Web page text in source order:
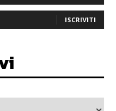
ISCRIVITI